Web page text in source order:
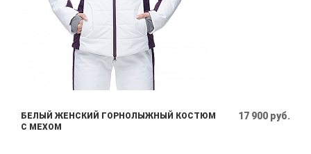
БЕЛЫЙ ЖЕНСКИЙ ГОРНОЛЫЖНЫЙ КОСТЮМ
С МЕХОМ
17 900 руб.